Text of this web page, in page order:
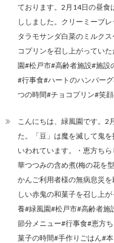
ております。2月14日の昼食
ししました。クリーミーブ
タラモサンダ白菜のミルク
コプリンを召し上がってい
園#松戸市#高齢者施設#施設
#行事食#ハートのハンバー
つの時間#チョコプリン#笑
こんにちは、緑風園です。2
た。「豆」は魔を滅して鬼
いわれています。・恵方ち
華つつみの含め煮(梅の花を
かんご利用者様の無病息災
しい赤鬼の和菓子を召し上
養#緑風園#松戸市#高齢者施
節分メニュー#行事食#恵方
菓子の時間#手作りごはん#